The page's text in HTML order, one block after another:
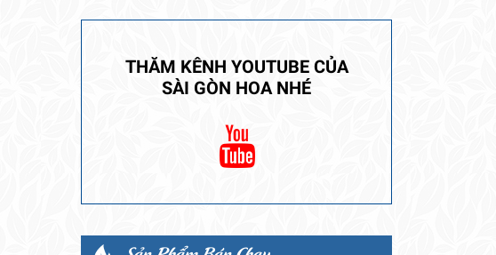
THĂM KÊNH YOUTUBE CỦA
SÀI GÒN HOA NHÉ